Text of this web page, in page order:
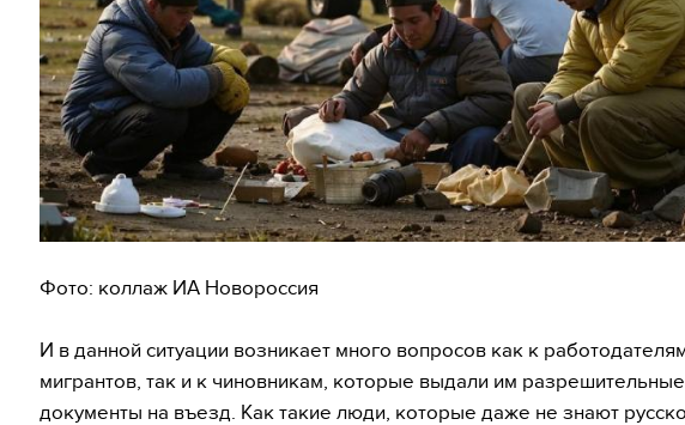
Фото: коллаж ИА Новороссия
И в данной ситуации возникает много вопросов как к
мигрантов, так и к чиновникам, которые выдали им разрешительные
документы на въезд. Как такие люди, которые даже не знают